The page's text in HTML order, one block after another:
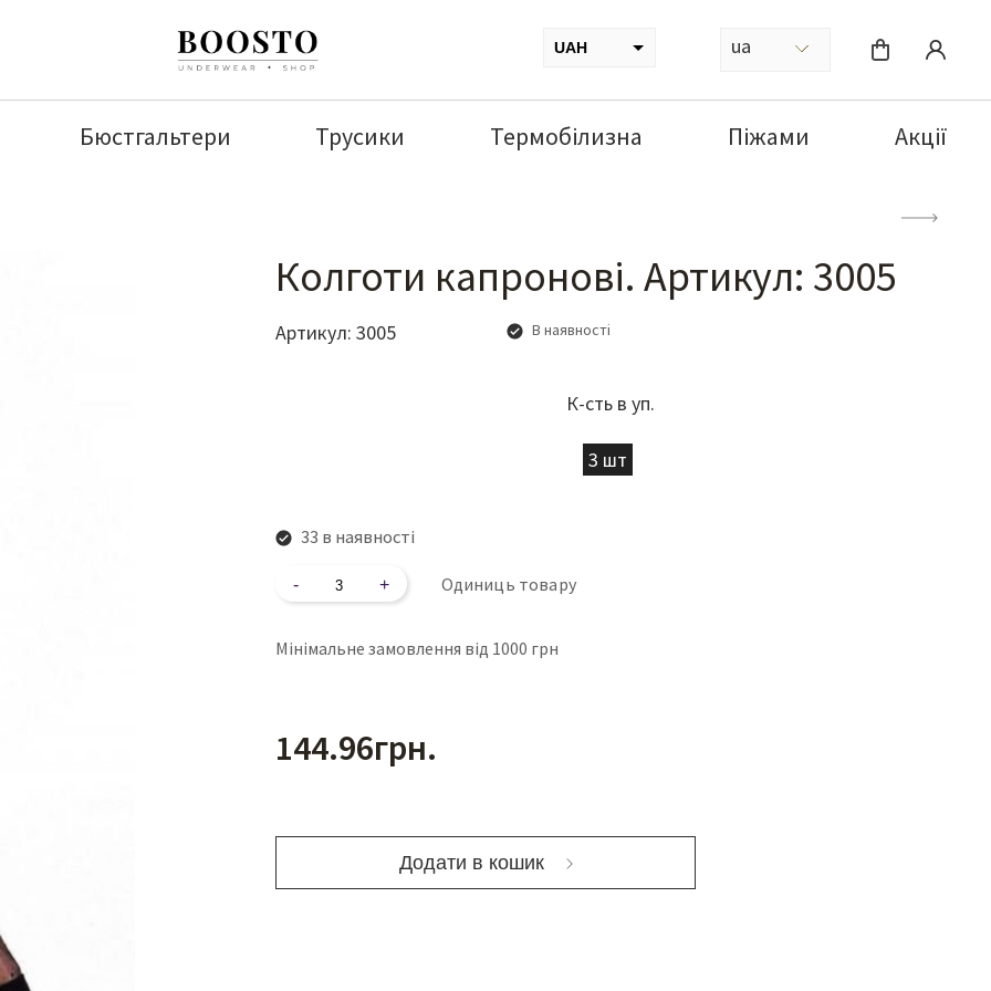
UAH ua
Бюстгальтери Трусики Термобілизна Піжами Акції
Колготи капронові. Артикул: 3005
Артикул:3005 В наявності
К-сть в уп.
3 шт
33 в наявності
Кількість Одиниць товару
Мінімальне замовлення від 1000 грн
144.96грн.
Додати в кошик